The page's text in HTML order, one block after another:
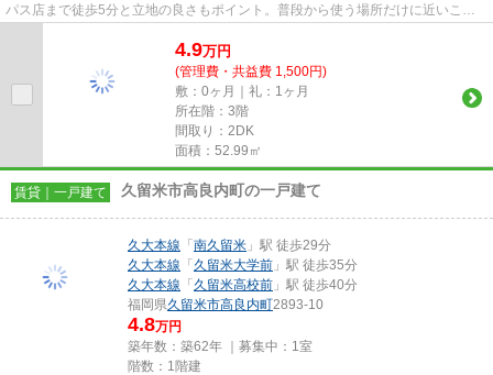
パス店まで徒歩5分と立地の良さもポイント。普段から使う場所だけに近いこと
は重要。初期費用のカード決済...
4.9万円
(管理費・共益費 1,500円)
敷：0ヶ月｜礼：1ヶ月
所在階：3階
間取り：2DK
面積：52.99㎡
賃貸｜一戸建て 久留米市高良内町の一戸建て
久大本線 「南久留米 」駅 徒歩29分
久大本線 「久留米大学前 」駅 徒歩35分
久大本線 「久留米高校前 」駅 徒歩40分
福岡県久留米市高良内町2893-10
4.8万円
築年数：築62年 ｜募集中： 1室
階数：1階建